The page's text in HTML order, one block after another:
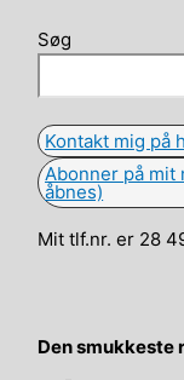
Søg
Kontakt mig på
Abonner på
åbnes)
Mit tlf.nr. er 28
Den smukkeste